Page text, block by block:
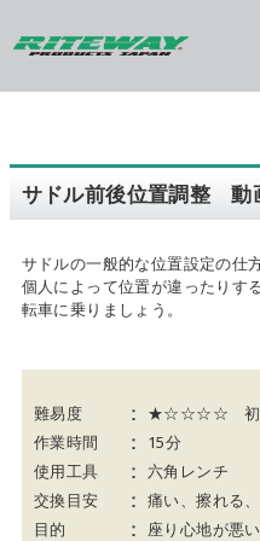
サドル前後位置調整 動
サドルの一般的な位置設定の仕
個人によって位置が違ったりす
転車に乗りましょう 。
難易度 ：
★☆☆☆☆ 初
作業時間
：
15分
使用工具
：
六角レンチ
交換目安
： 痛い、擦れる
目的
： 座り心地が悪